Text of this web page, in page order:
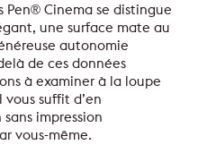
Pen® Cinema se distingue
une surface mate au
autonomie
de ces données
à examiner à la loupe
suffit d’en
impression
vous-même.